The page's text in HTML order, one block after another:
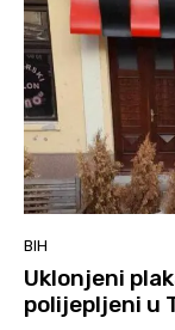
BIH
Uklonjeni
polijepljeni u